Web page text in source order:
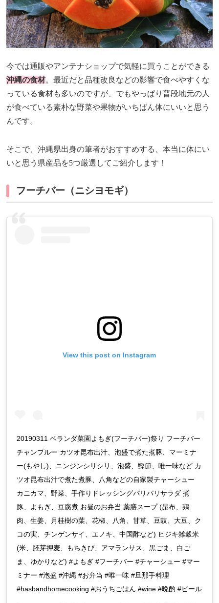
今では通販やアンテナショップで気軽に買うことができる
沖縄の食材。最近だと品種改良などの影響で食べやすくな
っている食材も多いのですが、でもやっぱり普段地元の人
が食べている素朴な野菜や果物がいちばん体にいいと思う
んです。
そこで、沖縄県出身の筆者がおすすめする、本当に体にい
いと思う県産品を5つ厳選してご紹介します！
フーチバー（ニシヨモギ）
View this post on Instagram
20190311 ベランダ菜園よもぎ(フーチバー)祭り フーチバー
チャンプルー カツオ昆布出汁、泡盛で煮た煮豚、マーミナ
ー(もやし)、ニンジンシリシリ、泡盛、鰹節、唯一味など カ
ツオ昆布出汁で煮た煮豚、八角などの自家製チャーシュー
カニカマ、野菜、手作りドレッシングパリパリサラダ 煮
豚、よもぎ、豆腐煮 お昼のお弁当 薬膳スープ (昆布、鶏
肉、生姜、月桂樹の葉、花椒、八角、甘草、豆豉、大豆、ク
コの実、チンゲンサイ、エノキ、中国酢など) ヒジキ雑穀米
(米、胚芽押麦、もちきび、アマランサス、黒ごま、白ご
ま、ゆかりなど) #よもぎ #フーチバー #チャーシュー #マー
ミナー #泡盛 #沖縄 #お弁当 #唯一味 #旦那手料理
#hasbandhomecooking #おうちごはん #wine #晩酌 #ビール